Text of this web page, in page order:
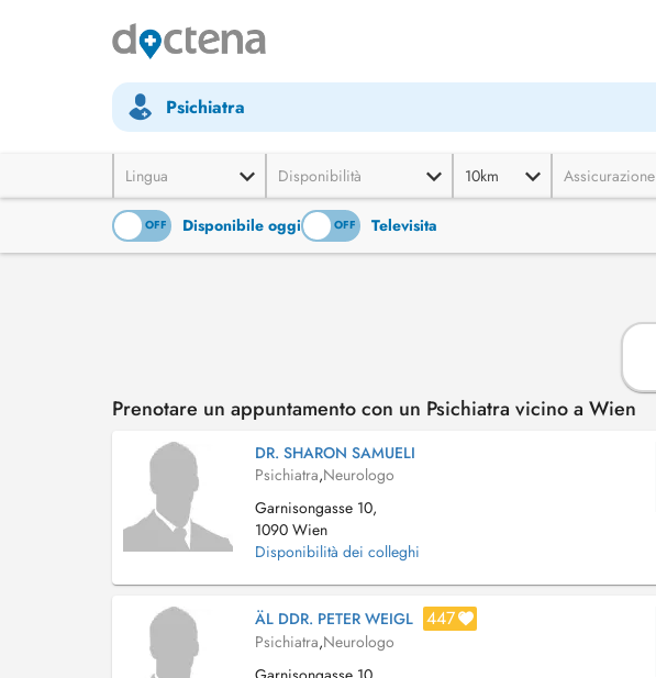
Psichiatra
Lingua Disponibilità 10km Assicurazione
OFF Disponibile oggi
ON OFF Televisita
Prenotare un appuntamento con un Psichiatra vicino a Wien
DR. SHARON SAMUELI
Psichiatra,Neurologo
Garnisongasse 10,
1090 Wien
Disponibilità dei colleghi
ÄL DDR. PETER WEIGL 447
Psichiatra,Neurologo